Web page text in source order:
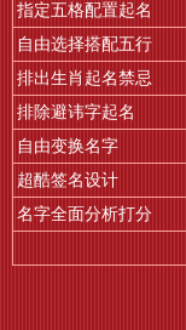
指定五格配置起名
自由选择搭配五行
排出生肖起名禁忌
排除避讳字起名
自由变换名字
超酷签名设计
名字全面分析打分